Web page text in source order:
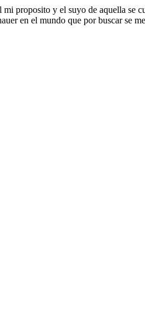
mi proposito y el suyo de aquella se
en el mundo que por buscar se